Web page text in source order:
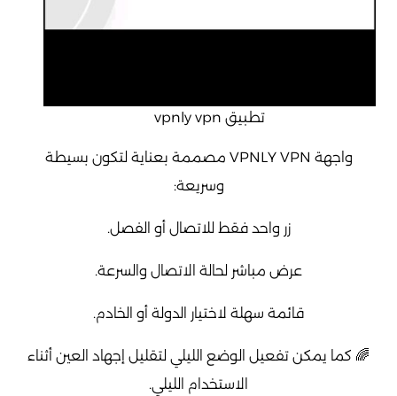
تطبيق vpnly vpn
واجهة VPNLY VPN مصممة بعناية لتكون بسيطة
وسريعة:
زر واحد فقط للاتصال أو الفصل.
عرض مباشر لحالة الاتصال والسرعة.
قائمة سهلة لاختيار الدولة أو الخادم.
🌈 كما يمكن تفعيل الوضع الليلي لتقليل إجهاد العين أثناء
الاستخدام الليلي.